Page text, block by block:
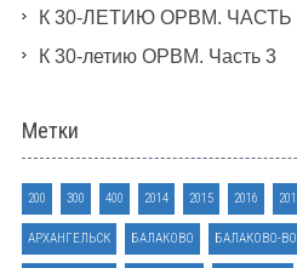
К 30-ЛЕТИЮ ОРВМ. ЧАСТЬ
К 30-летию ОРВМ. Часть 3
Метки
200 300 400 2014 2015 2016
АРХАНГЕЛЬСК БАЛАКОВО БАЛАКОВО-